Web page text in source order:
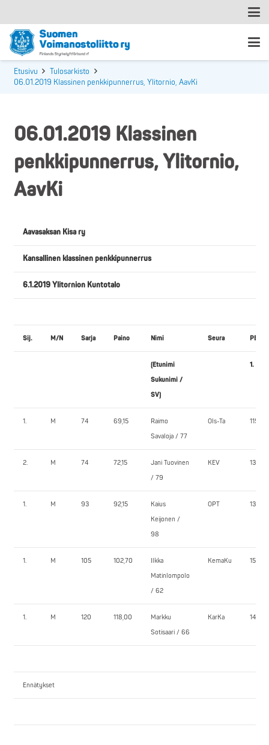
Etusivu
Tulosarkisto
06.01.2019 Klassinen penkkipunnerrus, Ylitornio, AavKi
06.01.2019 Klassinen
penkkipunnerrus, Ylitornio,
AavKi
Aavasaksan Kisa ry
Kansallinen klassinen penkkipunnerrus
6.1.2019 Ylitornion Kuntotalo
Sij. M/N Sarja Paino Nimi Seura
(Etunimi
Sukunimi /
SV)
1.
1. M 74 69,15
Raimo
Savaloja / 77
Ols-Ta 115,0
2. M 74 72,15
Jani Tuovinen
/ 79
KEV 130,0
1. M 93 92,15
Kaius
Keijonen /
98
OPT 132,5
1. M 105 102,70
Ilkka
Matinlompolo
/ 62
KemaKu 150,0
1. M 120 118,00
Markku
Sotisaari / 66
KarKa 140,0
Ennätykset